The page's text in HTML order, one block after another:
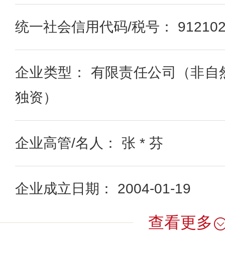
统一社会信用代码/税号：
企业类型： 有限责任公司（非
独资）
企业高管/名人： 张 * 芬
企业成立日期： 2004-01-19
查看更多